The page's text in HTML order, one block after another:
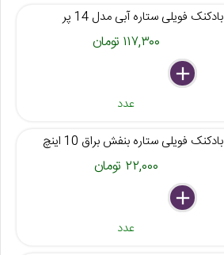
بادکنک فویلی ستاره آبی مدل 14 پر
۱۱۷,۳۰۰ تومان
delete
remove
add
عدد
بادکنک فویلی ستاره بنفش براق 10 اینچ
۲۲,۰۰۰ تومان
delete
remove
add
عدد